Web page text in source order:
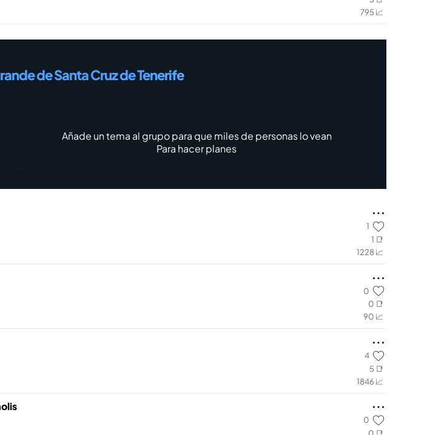
795 📈
de Santa Cruz de Tenerife
Añade un tema al grupo para que miles de personas lo vean
Para hacer planes
1
1 📑
1228 📈
0
0 📑
90 📈
4
5 📑
1846 📈
0